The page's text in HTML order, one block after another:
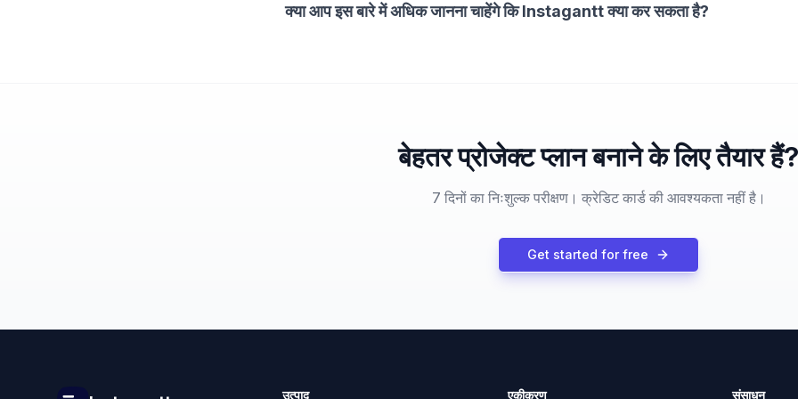
क्या आप इस बारे में अधिक जानना चाहेंगे कि Instagantt क्या कर सकता है?
बेहतर प्रोजेक्ट प्लान बनाने के लिए तैयार हैं?
7 दिनों का निःशुल्क परीक्षण। क्रेडिट कार्ड की आवश्यकता नहीं है।
Get started for free
उत्पाद एकीकरण संसाधन